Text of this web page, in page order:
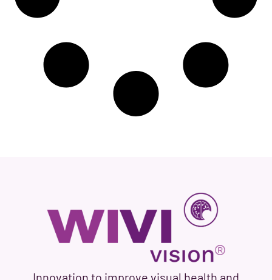
Innovation to improve visual health and